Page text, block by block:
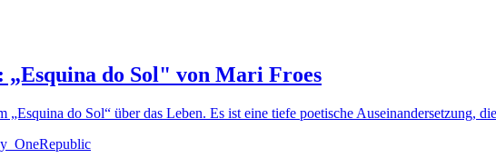
„Esquina do Sol" von Mari Froes
do Sol“ über das Leben. Es ist eine tiefe poetische Auseinandersetzung,